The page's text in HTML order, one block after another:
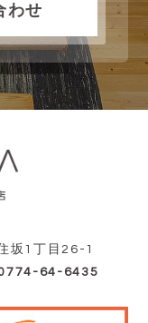
わせ
坂1丁目26-1
64-6435